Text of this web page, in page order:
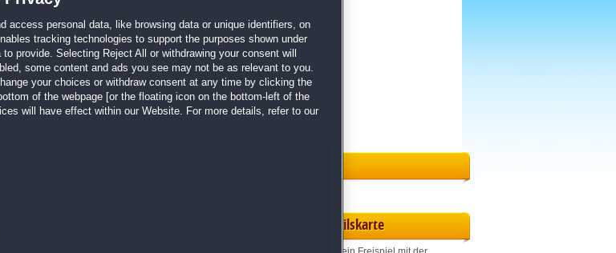
Der Fluch des Vollmonds Sammleredition
dein Spiel wird in5 Sekundenbereitgestellt...
nicht automatisch startet,klicke bitte hier.
angezeigt. Vorteilskarte
access personal data, like browsing data or unique identifiers, on
tracking technologies to support the purposes shown under
provide. Selecting Reject All or withdrawing your consent will
some content and ads you see may not be as relevant to you.
your choices or withdraw consent at any time by clicking the
of the webpage [or the floating icon on the bottom-left of the
will have effect within our Website. For more details, refer to our